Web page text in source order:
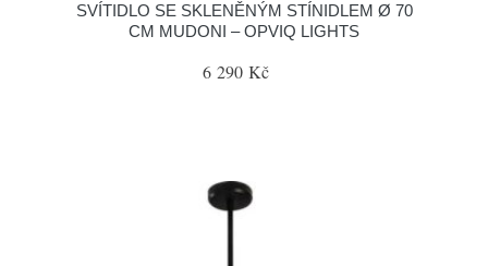
SVÍTIDLO SE SKLENĚNÝM STÍNIDLEM Ø 70
CM MUDONI – OPVIQ LIGHTS
6 290 Kč